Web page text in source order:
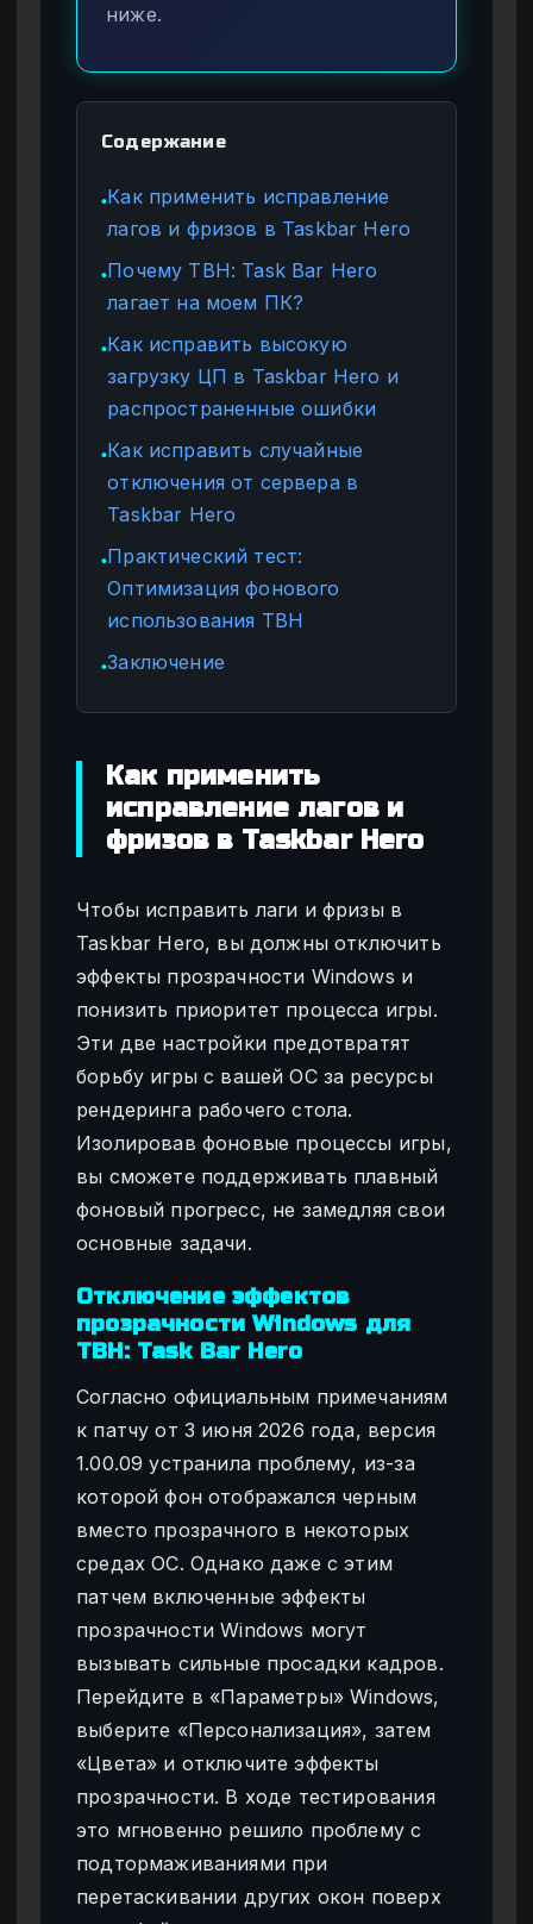
ниже.
Содержание
●Как применить исправление
лагов и фризов в Taskbar Hero
●Почему TBH: Task Bar Hero
лагает на моем ПК?
●Как исправить высокую
загрузку ЦП в Taskbar Hero и
распространенные ошибки
●Как исправить случайные
отключения от сервера в
Taskbar Hero
●Практический тест:
Оптимизация фонового
использования TBH
●Заключение
Как применить
исправление лагов и
фризов в Taskbar Hero
Чтобы исправить лаги и фризы в
Taskbar Hero, вы должны отключить
эффекты прозрачности Windows и
понизить приоритет процесса игры.
Эти две настройки предотвратят
борьбу игры с вашей ОС за ресурсы
рендеринга рабочего стола.
Изолировав фоновые процессы игры,
вы сможете поддерживать плавный
фоновый прогресс, не замедляя свои
основные задачи.
Отключение эффектов
прозрачности Windows для
TBH: Task Bar Hero
Согласно официальным примечаниям
к патчу от 3 июня 2026 года, версия
1.00.09 устранила проблему, из-за
которой фон отображался черным
вместо прозрачного в некоторых
средах ОС. Однако даже с этим
патчем включенные эффекты
прозрачности Windows могут
вызывать сильные просадки кадров.
Перейдите в «Параметры» Windows,
выберите «Персонализация», затем
«Цвета» и отключите эффекты
прозрачности. В ходе тестирования
это мгновенно решило проблему с
подтормаживаниями при
перетаскивании других окон поверх